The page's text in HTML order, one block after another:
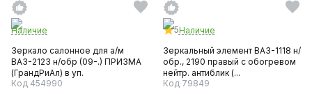
Наличие
Зеркало салонное для а/м
ВАЗ-2123 н/обр (09-.) ПРИЗМА
(ГрандРиАл) в уп.
Код 454990
5Наличие
Зеркальный элемент ВАЗ-1118 н/
обр., 2190 правый с обогревом
нейтр. антиблик (...
Код 79849